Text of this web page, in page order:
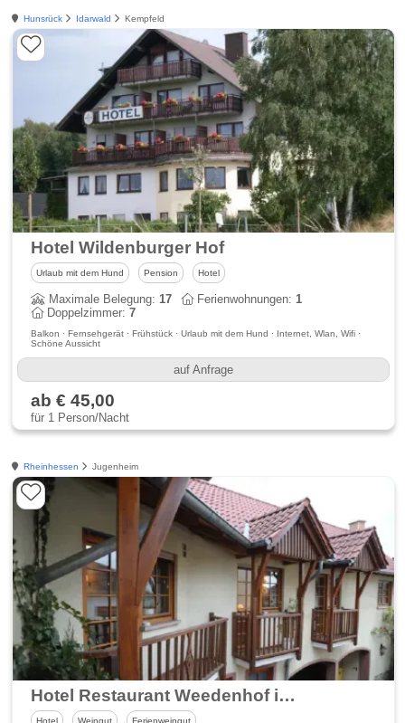
Hunsrück Idarwald Kempfeld
Hotel Wildenburger Hof
Urlaub mit dem Hund Pension Hotel
Maximale Belegung:17 Ferienwohnungen:1
Doppelzimmer:7
Balkon · Fernsehgerät · Frühstück · Urlaub mit dem Hund · Internet, Wlan, Wifi ·
Schöne Aussicht
auf Anfrage
ab € 45,00
für 1 Person/Nacht
Rheinhessen Jugenheim
Hotel Restaurant Weedenhof im Rheinhessisches Hügelland
Hotel Weingut Ferienweingut